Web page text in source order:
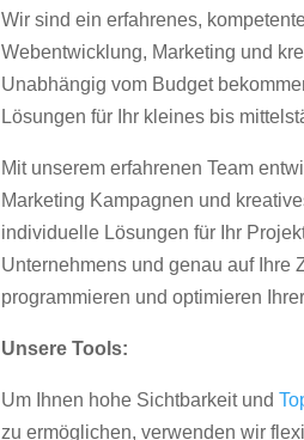
Wir sind ein erfahrenes,
Webentwicklung, Marketing und
Unabhängig vom Budget
Lösungen für Ihr kleines bis
Mit unserem erfahrenen Team
Marketing Kampagnen und
individuelle Lösungen für Ihr
Unternehmens und genau auf Ihre
programmieren und optimieren
Unsere Tools:
Um Ihnen hohe Sichtbarkeit und
zu ermöglichen, verwenden wir